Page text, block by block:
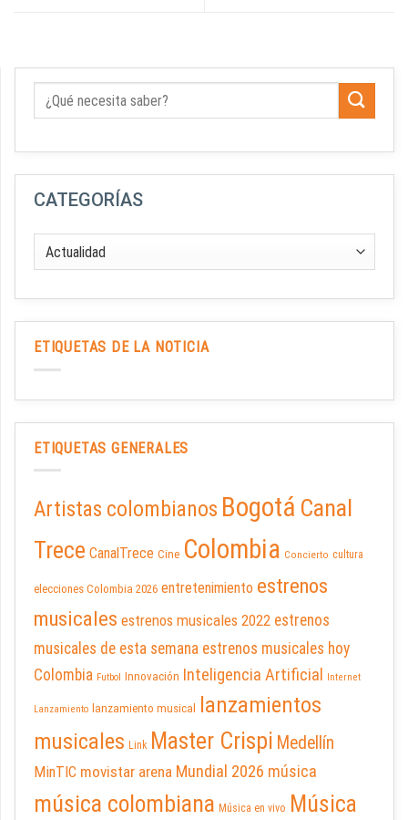
CATEGORÍAS
ETIQUETAS DE LA NOTICIA
ETIQUETAS GENERALES
Artistas colombianos Bogotá Canal
Trece CanalTrece Cine Colombia Concierto cultura
elecciones Colombia 2026 entretenimiento estrenos
musicales estrenos musicales 2022 estrenos
musicales de esta semana estrenos musicales hoy
Colombia Futbol Innovación Inteligencia Artificial Internet
Lanzamiento lanzamiento musical
lanzamientos
musicales Link Master Crispi Medellín
MinTIC movistar arena Mundial 2026 música
música colombiana Música en vivo Música